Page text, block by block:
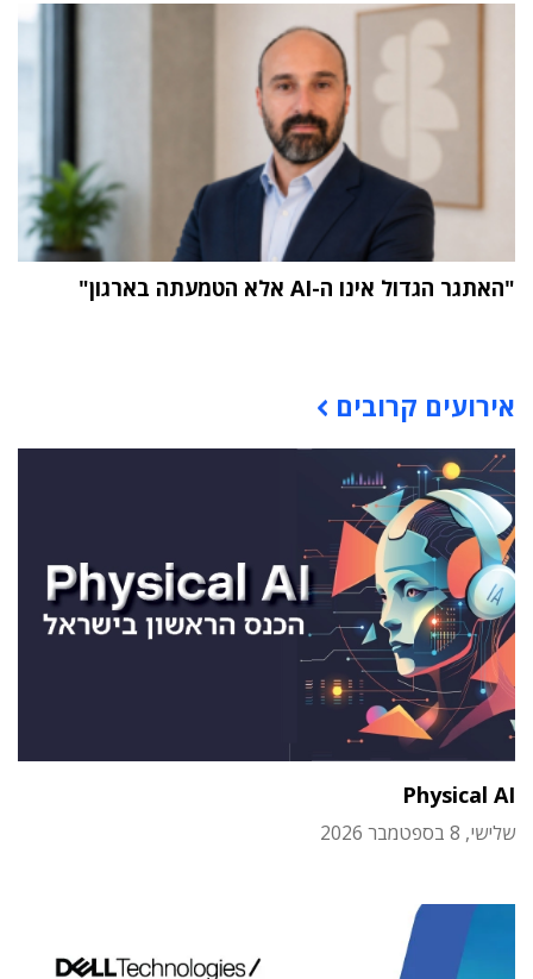
"האתגר הגדול אינו ה-AI אלא הטמעתה בארגון"
אירועים קרובים
Physical AI
שלישי, 8 בספטמבר 2026